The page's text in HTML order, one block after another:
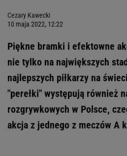
Cezary Kawecki
10 maja 2022, 12:22
Piękne bramki i efektowne
nie tylko na największych
najlepszych piłkarzy na
"perełki" występują również
rozgrywkowych w Polsce,
akcja z jednego z meczów A